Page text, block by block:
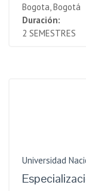
Bogota, Bogotá
Duración:
2 SEMESTRES
Universidad